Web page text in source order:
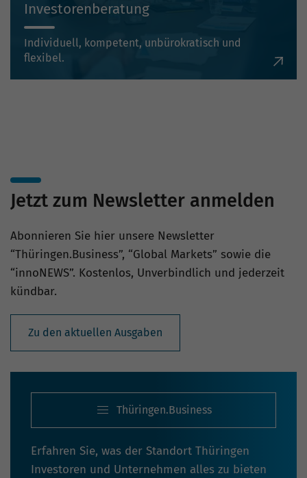
Investorenberatung
Individuell, kompetent, unbürokratisch und
flexibel.
Jetzt zum Newsletter anmelden
Abonnieren Sie hier unsere Newsletter
“Thüringen.Business”, “Global Markets” sowie die
“innoNEWS”. Kostenlos, Unverbindlich und jederzeit
kündbar.
Zu den aktuellen Ausgaben
Thüringen.Business
Erfahren Sie, was der Standort Thüringen
Investoren und Unternehmen alles zu bieten